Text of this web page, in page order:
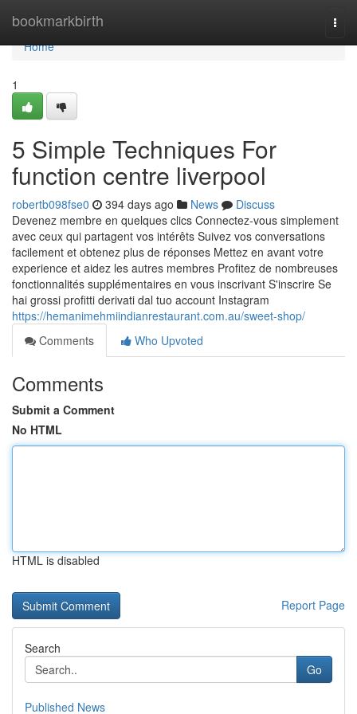
bookmarkbirth
Home
Home
1
5 Simple Techniques For
function centre liverpool
robertb098fse0 394 days ago News
Discuss
Devenez membre en quelques clics Connectez-vous simplement
avec ceux qui partagent vos intérêts Suivez vos conversations
facilement et obtenez plus de réponses Mettez en avant votre
experience et aidez les autres membres Profitez de nombreuses
fonctionnalités supplémentaires en vous inscrivant S'inscrire Se
hai grossi profitti derivati dal tuo account Instagram
https://hemanimehmiindianrestaurant.com.au/sweet-shop/
Comments
Who Upvoted
Comments
Submit a Comment
No HTML
HTML is disabled
Report Page
Search
Go
Published News